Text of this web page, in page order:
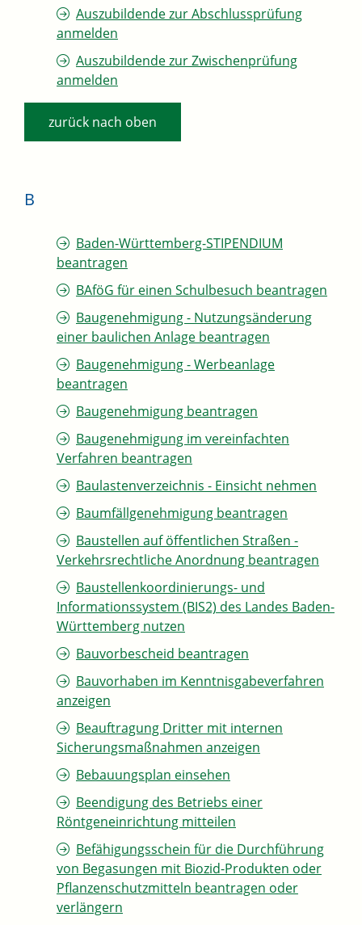
Auszubildende zur Abschlussprüfung
anmelden
Auszubildende zur Zwischenprüfung
anmelden
zurück nach oben
B
Baden-Württemberg-STIPENDIUM
beantragen
BAföG für einen Schulbesuch beantragen
Baugenehmigung - Nutzungsänderung
einer baulichen Anlage beantragen
Baugenehmigung - Werbeanlage
beantragen
Baugenehmigung beantragen
Baugenehmigung im vereinfachten
Verfahren beantragen
Baulastenverzeichnis - Einsicht nehmen
Baumfällgenehmigung beantragen
Baustellen auf öffentlichen Straßen -
Verkehrsrechtliche Anordnung beantragen
Baustellenkoordinierungs- und
Informationssystem (BIS2) des Landes Baden-
Württemberg nutzen
Bauvorbescheid beantragen
Bauvorhaben im Kenntnisgabeverfahren
anzeigen
Beauftragung Dritter mit internen
Sicherungsmaßnahmen anzeigen
Bebauungsplan einsehen
Beendigung des Betriebs einer
Röntgeneinrichtung mitteilen
Befähigungsschein für die Durchführung
von Begasungen mit Biozid-Produkten oder
Pflanzenschutzmitteln beantragen oder
verlängern